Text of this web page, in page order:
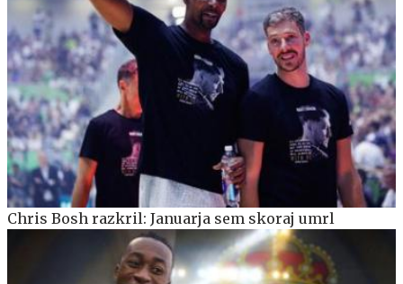
Chris Bosh razkril: Januarja sem skoraj umrl